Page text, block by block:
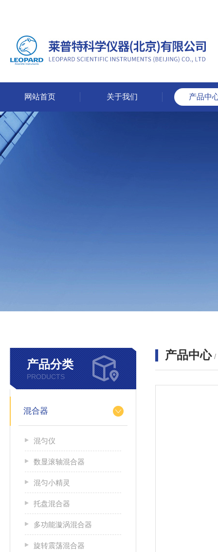
网站首页 关于我们 产品中
产品分类
PRODUCTS
混合器
混匀仪
数显滚轴混合器
混匀小精灵
托盘混合器
多功能漩涡混合器
旋转震荡混合器
产品中心 /